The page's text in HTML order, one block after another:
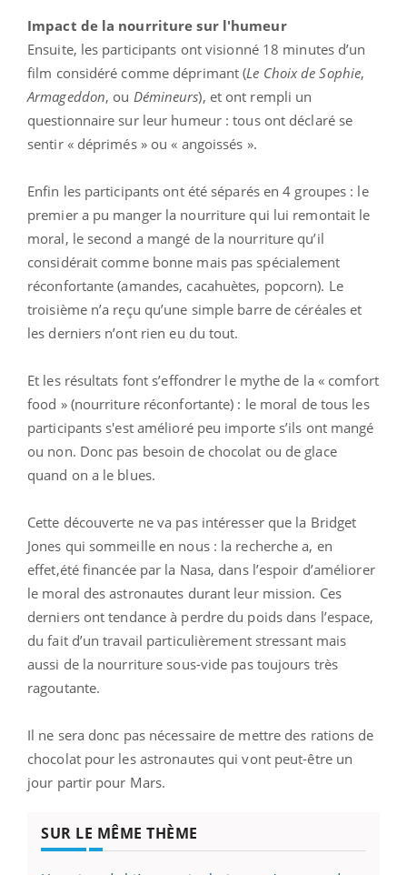
Impact de la nourriture sur l'humeur
Ensuite, les participants ont visionné 18 minutes d’un
film considéré comme déprimant (Le Choix de Sophie,
Armageddon, ou Démineurs), et ont rempli un
questionnaire sur leur humeur : tous ont déclaré se
sentir « déprimés » ou « angoissés ».
Enfin les participants ont été séparés en 4 groupes : le
premier a pu manger la nourriture qui lui remontait le
moral, le second a mangé de la nourriture qu’il
considérait comme bonne mais pas spécialement
réconfortante (amandes, cacahuètes, popcorn). Le
troisième n’a reçu qu’une simple barre de céréales et
les derniers n’ont rien eu du tout.
Et les résultats font s’effondrer le mythe de la « comfort
food » (nourriture réconfortante) : le moral de tous les
participants s'est amélioré peu importe s’ils ont mangé
ou non. Donc pas besoin de chocolat ou de glace
quand on a le blues.
Cette découverte ne va pas intéresser que la Bridget
Jones qui sommeille en nous : la recherche a, en
effet,été financée par la Nasa, dans l’espoir d’améliorer
le moral des astronautes durant leur mission. Ces
derniers ont tendance à perdre du poids dans l’espace,
du fait d’un travail particulièrement stressant mais
aussi de la nourriture sous-vide pas toujours très
ragoutante.
Il ne sera donc pas nécessaire de mettre des rations de
chocolat pour les astronautes qui vont peut-être un
jour partir pour Mars.
SUR LE MÊME THÈME